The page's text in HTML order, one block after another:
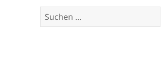
Suchen
nach: